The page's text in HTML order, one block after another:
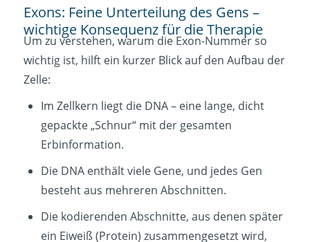
Exons: Feine Unterteilung des Gens –
wichtige Konsequenz für die Therapie
Um zu verstehen, warum die Exon-Nummer so
wichtig ist, hilft ein kurzer Blick auf den Aufbau der
Zelle:
Im Zellkern liegt die DNA – eine lange, dicht
gepackte „Schnur“ mit der gesamten
Erbinformation.
Die DNA enthält viele Gene, und jedes Gen
besteht aus mehreren Abschnitten.
Die kodierenden Abschnitte, aus denen später
ein Eiweiß (Protein) zusammengesetzt wird,